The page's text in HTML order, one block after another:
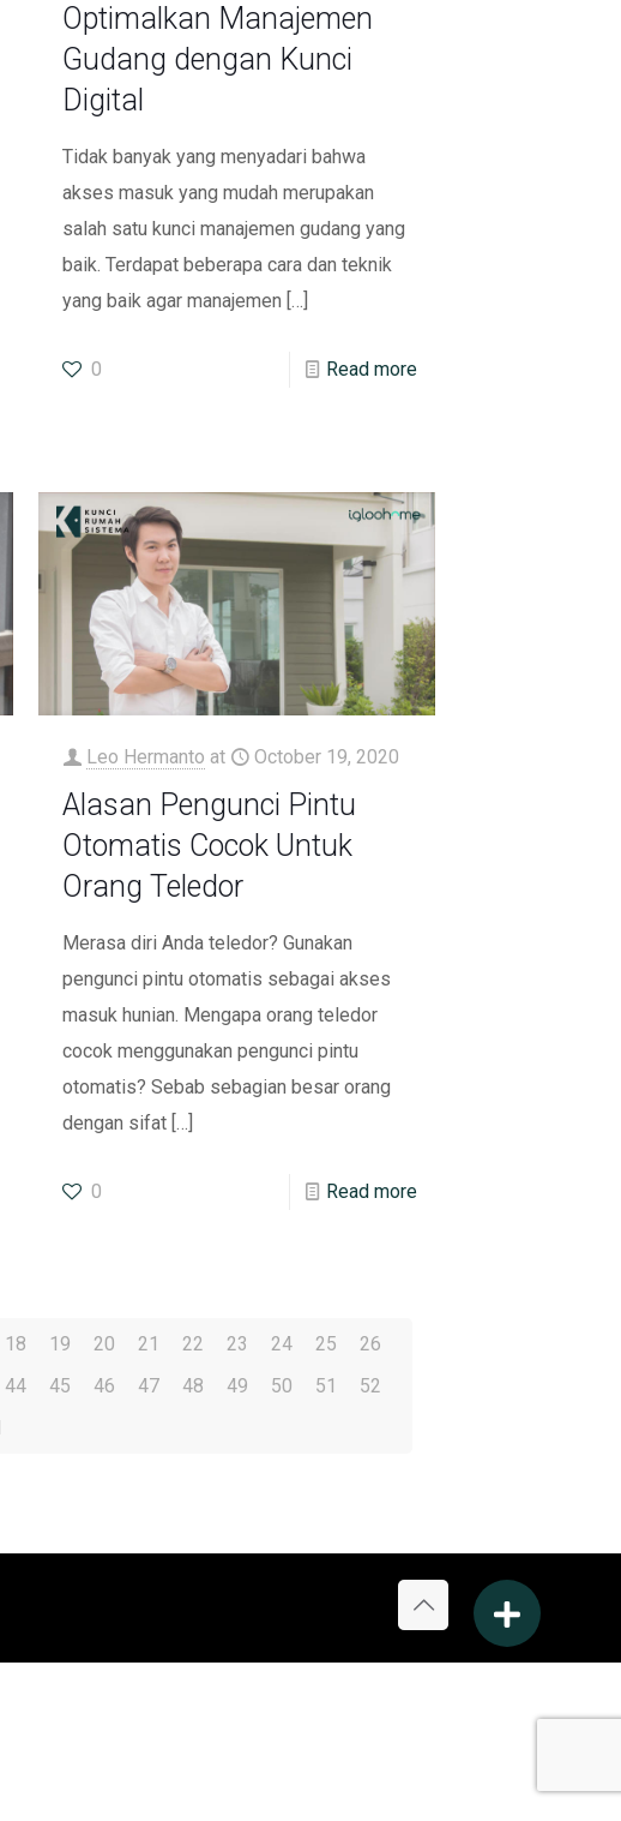
Optimalkan Manajemen
Gudang dengan Kunci
Digital
Tidak banyak yang menyadari bahwa
akses masuk yang mudah merupakan
salah satu kunci manajemen gudang yang
baik. Terdapat beberapa cara dan teknik
yang baik agar manajemen […]
0 Read more
Leo Hermanto at October 19, 2020
Alasan Pengunci Pintu
Otomatis Cocok Untuk
Orang Teledor
Merasa diri Anda teledor? Gunakan
pengunci pintu otomatis sebagai akses
masuk hunian. Mengapa orang teledor
cocok menggunakan pengunci pintu
otomatis? Sebab sebagian besar orang
dengan sifat […]
0 Read more
18 19 20 21 22 23 24 25
26
44 45 46 47 48 49 50 51
52